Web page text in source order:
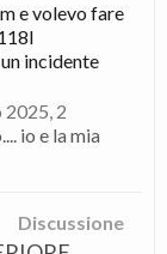
e volevo fare
incidente
2025, 2
io e la mia
Discussione